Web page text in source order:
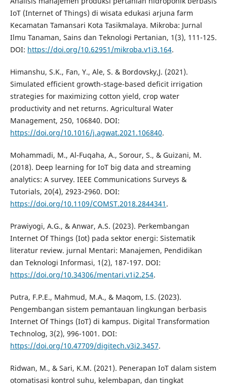
IoT (Internet of Things) di wisata edukasi arjuna farm
Kecamatan Tamansari Kota Tasikmalaya. Mikroba: Jurnal
Ilmu Tanaman, Sains dan Teknologi Pertanian, 1(3), 111-125.
DOI: https://doi.org/10.62951/mikroba.v1i3.164.
Himanshu, S.K., Fan, Y., Ale, S. & Bordovsky,J. (2021).
Simulated efficient growth-stage-based deficit irrigation
strategies for maximizing cotton yield, crop water
productivity and net returns. Agricultural Water
Management, 250, 106840. DOI:
https://doi.org/10.1016/j.agwat.2021.106840.
Mohammadi, M., Al-Fuqaha, A., Sorour, S., & Guizani, M.
(2018). Deep learning for IoT big data and streaming
analytics: A survey. IEEE Communications Surveys &
Tutorials, 20(4), 2923-2960. DOI:
https://doi.org/10.1109/COMST.2018.2844341 .
Prawiyogi, A.G., & Anwar, A.S. (2023). Perkembangan
Internet Of Things (Iot) pada sektor energi: Sistematik
literatur review. jurnal Mentari: Manajemen, Pendidikan
dan Teknologi Informasi, 1(2), 187-197. DOI:
https://doi.org/10.34306/mentari.v1i2.254.
Putra, F.P.E., Mahmud, M.A., & Maqom, I.S. (2023).
Pengembangan sistem pemantauan lingkungan berbasis
Internet Of Things (IoT) di kampus. Digital Transformation
Technolog, 3(2), 996-1001. DOI:
https://doi.org/10.47709/digitech.v3i2.3457.
Ridwan, M., & Sari, K.M. (2021). Penerapan IoT dalam sistem
otomatisasi kontrol suhu, kelembapan, dan tingkat